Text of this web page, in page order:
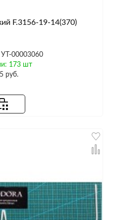
F.3156-19-14(370)
УТ-00003060
173 шт
руб.